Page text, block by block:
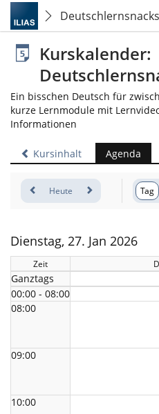
Deutschlernsnacks
Kurskalender:
Ein bisschen Deutsch für
kurze Lernmodule mit
Informationen
Kursinhalt Agenda
Heute Tag
Dienstag, 27. Jan 2026
Zeit
Ganztags
00:00 - 08:00
08:00
09:00
10:00